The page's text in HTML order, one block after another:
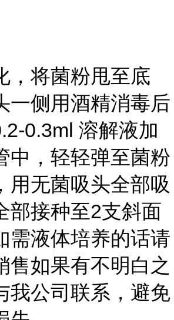
，将菌粉甩至底
一侧用酒精消毒后
0.3ml 溶解液加
中，轻轻弹至菌粉
用无菌吸头全部吸
部接种至2支斜面
需液体培养的话请
售如果有不明白之
我公司联系，避免